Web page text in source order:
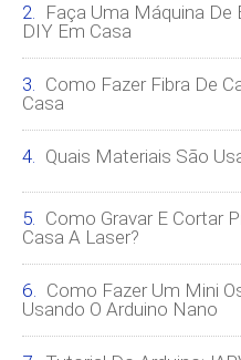
Faça Uma Máquina De
DIY Em Casa
Como Fazer Fibra De
Casa
Quais Materiais São
Como Gravar E Cortar
Casa A Laser?
Como Fazer Um Mini
Usando O Arduino Nano